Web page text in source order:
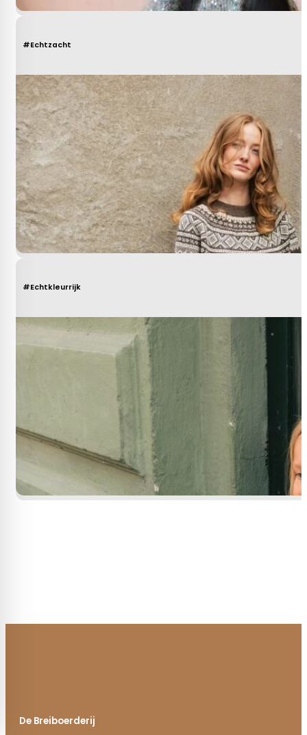
#Echtzacht
#Echtkleurrijk
De Breiboerderij